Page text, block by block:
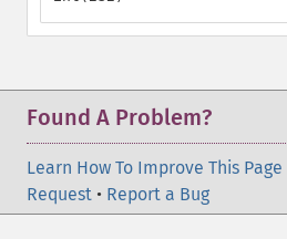
Found A Problem?
Learn How To Improve This Page
Request • Report a Bug